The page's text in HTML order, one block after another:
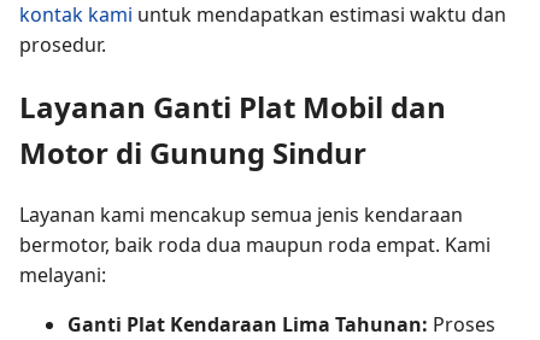
kontak kami untuk mendapatkan estimasi waktu dan
prosedur.
Layanan Ganti Plat Mobil dan
Motor di Gunung Sindur
Layanan kami mencakup semua jenis kendaraan
bermotor, baik roda dua maupun roda empat. Kami
melayani:
Ganti Plat Kendaraan Lima Tahunan: Proses